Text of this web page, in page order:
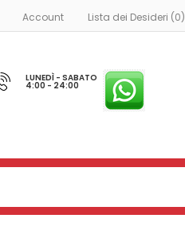
Account Lista dei Desideri (0)
LUNEDÌ - SABATO
4:00 - 24:00